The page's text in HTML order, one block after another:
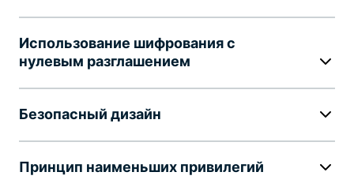
Использование шифрования с
нулевым разглашением
Безопасный дизайн
Принцип наименьших привилегий